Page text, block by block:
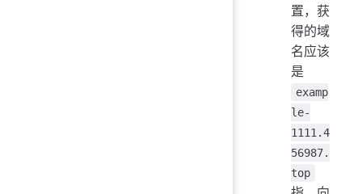
置，获
得的域
名应该
是
examp
le-
1111.4
56987.
top